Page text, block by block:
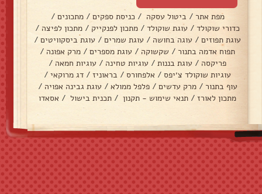
מפת אתר / ביטול עסקה / כניסת ספקים / מתכונים /
כדורי שוקולד / עוגת שוקולד / מתכון לפנקייק / מתכון לפיצה /
עוגת תפוזים / עוגה בחושה / עוגת שמרים / עוגת ביסקוויטים /
תפוח אדמה בתנור / שקשוקה / עוגת מספרים / מרק אפונה /
פריקסה / עוגת בננות / עוגיות טחינה / עוגיות חמאה /
עוגיות שוקולד צ׳יפס / אלפחורס / בראוניז / דג מרוקאי /
עוף בתנור / מרק עדשים / פלפל ממולא / עוגת גבינה אפויה /
מתכון לאורז / תנאי שימוש - תקנון / תכנית בישול / אסאדו